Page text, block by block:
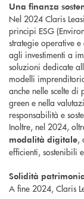
Una finanza
Nel 2024 Claris
principi ESG
strategie operative
agli investimenti a
soluzioni dedicate
modelli
anche nelle scelte
green e nella
responsabilità e
Inoltre, nel 2024,
modalità digitale,
efficienti, sostenibili
Solidità
A fine 2024, Claris